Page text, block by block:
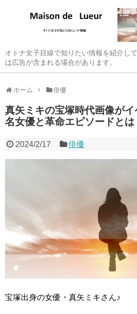
オトナ女子目線で知りたい情報を紹介
は広告が含まれる場合があります。
ホーム 俳優
真矢ミキの宝塚時代画像が
名女優と革命エピソードとは
2024/2/17 俳優
宝塚出身の女優・真矢ミキさん♪